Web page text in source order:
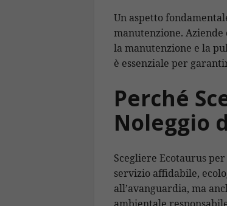
Un aspetto
manutenzione.
la manutenzione e la
è essenziale per
Perché
Noleggio
Scegliere Ecotaurusper
servizio affidabile,
all’avanguardia, ma